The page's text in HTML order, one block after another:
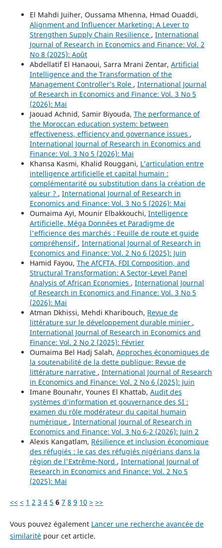
El Mahdi Juiher, Oussama Mhenna, Hmad Ouaddi,
Alignment and Influencer Marketing: A Lever to
Strengthen Supply Chain Resilience , International
Journal of Research in Economics and Finance: Vol. 2
No 8 (2025): Août
Abdellatif El Hanaoui, Sarra Mrani Zentar, Artificial
Intelligence and the Transformation of the
Management Controller’s Role , International Journal
of Research in Economics and Finance: Vol. 3 No 5
(2026): Mai
Jaouad Achnid, Samir Biyouda, The performance of
the Moroccan education system: between
effectiveness, efficiency and governance issues ,
International Journal of Research in Economics and
Finance: Vol. 3 No 5 (2026): Mai
Khansa Kasmi, Khalid Rouggani, L’articulation entre
intelligence artificielle et capital humain :
complémentarité ou substitution dans la création de
valeur ? , International Journal of Research in
Economics and Finance: Vol. 3 No 5 (2026): Mai
Oumaima Ayi, Mounir Elbakkouchi, Intelligence
Artificielle, Méga Données et Paradigme de
l'efficience des marchés : Feuille de route et guide
compréhensif , International Journal of Research in
Economics and Finance: Vol. 2 No 6 (2025): Juin
Hamid Fayou, The AfCFTA, FDI Composition, and
Structural Transformation: A Sector-Level Panel
Analysis of African Economies , International Journal
of Research in Economics and Finance: Vol. 3 No 5
(2026): Mai
Atman Dkhissi, Mehdi Kharibouch, Revue de
littérature sur le développement durable minier ,
International Journal of Research in Economics and
Finance: Vol. 2 No 2 (2025): Février
Oumaima Bel Hadj Salah, Approches économiques de
la soutenabilité de la dette publique: Revue de
littérature narrative , International Journal of Research
in Economics and Finance: Vol. 2 No 6 (2025): Juin
Imane Bounahr, Younes El Khattab, Audit des
systèmes d’information et gouvernance des SI :
examen du rôle modérateur du capital humain
numérique , International Journal of Research in
Economics and Finance: Vol. 3 No 6-2 (2026): Juin 2
Alexis Kangatlam, Résilience et inclusion économique
des réfugiés : le cas des réfugiés nigérians dans la
région de l'Extrême-Nord , International Journal of
Research in Economics and Finance: Vol. 2 No 5
(2025): Mai
<< < 1 2 3 4 5 6 7 8 9 10 > >>
Vous pouvez également Lancer une recherche avancée de
similaritépour cet article.